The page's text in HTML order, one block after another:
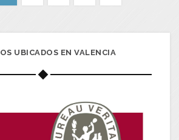
UBICADOS EN VALENCIA